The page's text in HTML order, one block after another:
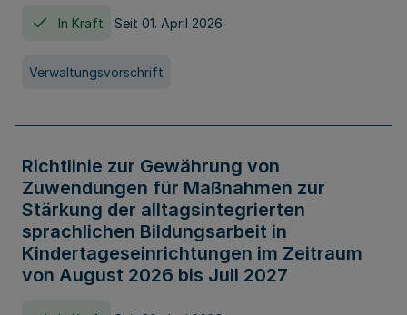
In Kraft Seit 01. April 2026
Verwaltungsvorschrift
Richtlinie zur Gewährung von
Zuwendungen für Maßnahmen zur
Stärkung der alltagsintegrierten
sprachlichen Bildungsarbeit in
Kindertageseinrichtungen im Zeitraum
von August 2026 bis Juli 2027